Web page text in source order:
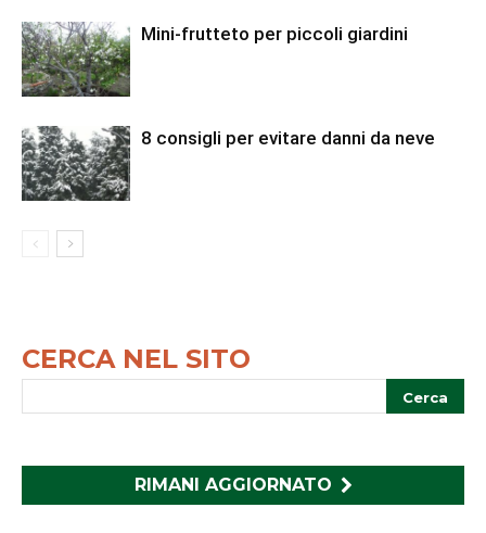
Mini-frutteto per piccoli giardini
8 consigli per evitare danni da neve
CERCA NEL SITO
RIMANI AGGIORNATO